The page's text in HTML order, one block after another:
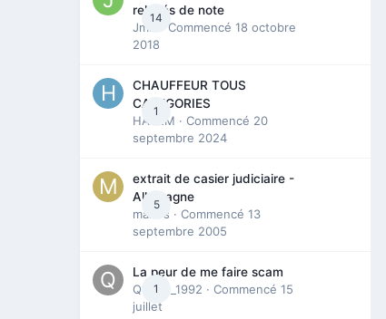
14
relevés de note
Jmili
· Commencé 18 octobre
2018
1
CHAUFFEUR TOUS
CATEGORIES
HAZEM · Commencé 20
septembre 2024
5
extrait de casier judiciaire -
Allemagne
maries · Commencé 13
septembre 2005
1
La peur de me faire scam
Queen_1992 · Commencé 15
juillet